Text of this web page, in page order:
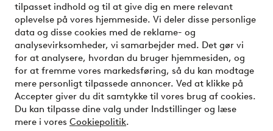
tilpasset indhold og til at give dig en mere relevant
oplevelse på vores hjemmeside. Vi deler disse personlige
data og disse cookies med de reklame- og
analysevirksomheder, vi samarbejder med. Det gør vi
for at analysere, hvordan du bruger hjemmesiden, og
for at fremme vores markedsføring, så du kan modtage
mere personligt tilpassede annoncer. Ved at klikke på
Accepter giver du dit samtykke til vores brug af cookies.
Du kan tilpasse dine valg under Indstillinger og læse
mere i vores Cookiepolitik.
Sikre betalinger - betal nu eller del op
Vil du vide mere om vores betalingsmuligheder?
elpy